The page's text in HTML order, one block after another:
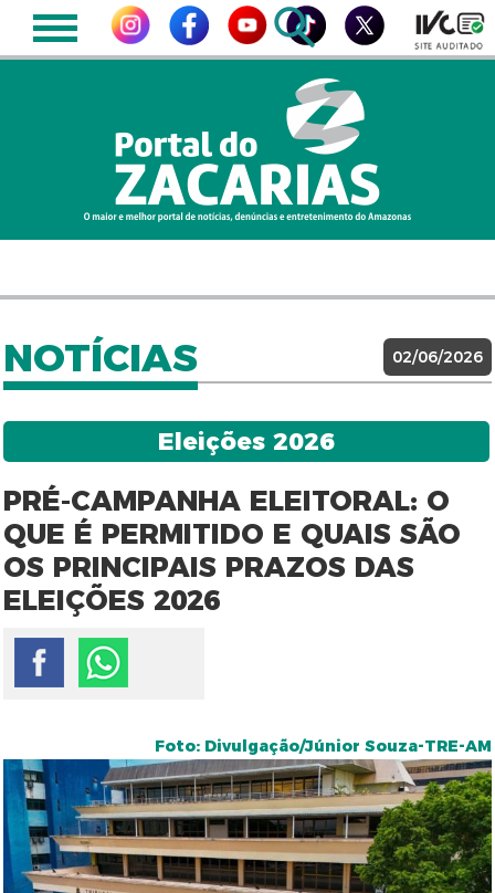
NOTÍCIAS 02/06/2026
Eleições 2026
PRÉ-CAMPANHA ELEITORAL: O
QUE É PERMITIDO E QUAIS SÃO
OS PRINCIPAIS PRAZOS DAS
ELEIÇÕES 2026
Foto: Divulgação/Júnior Souza-TRE-AM